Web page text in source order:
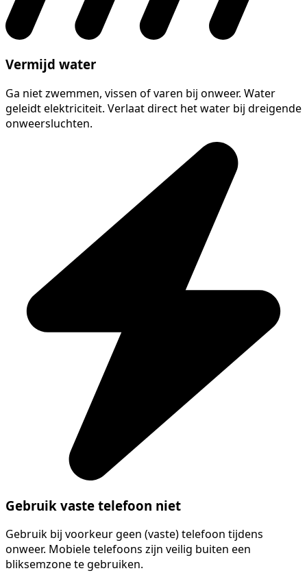
Vermijd water
Ga niet zwemmen, vissen of varen bij onweer. Water
geleidt elektriciteit. Verlaat direct het water bij dreigende
onweersluchten.
Gebruik vaste telefoon niet
Gebruik bij voorkeur geen (vaste) telefoon tijdens
onweer. Mobiele telefoons zijn veilig buiten een
bliksemzone te gebruiken.